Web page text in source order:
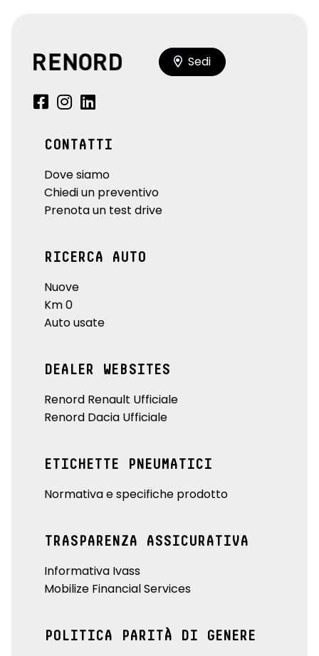
Sedi
CONTATTI
Dove siamo
Chiedi un preventivo
Prenota un test drive
RICERCA AUTO
Nuove
Km 0
Auto usate
DEALER WEBSITES
Renord Renault Ufficiale
Renord Dacia Ufficiale
ETICHETTE PNEUMATICI
Normativa e specifiche prodotto
TRASPARENZA ASSICURATIVA
Informativa Ivass
Mobilize Financial Services
POLITICA PARITÀ DI GENERE